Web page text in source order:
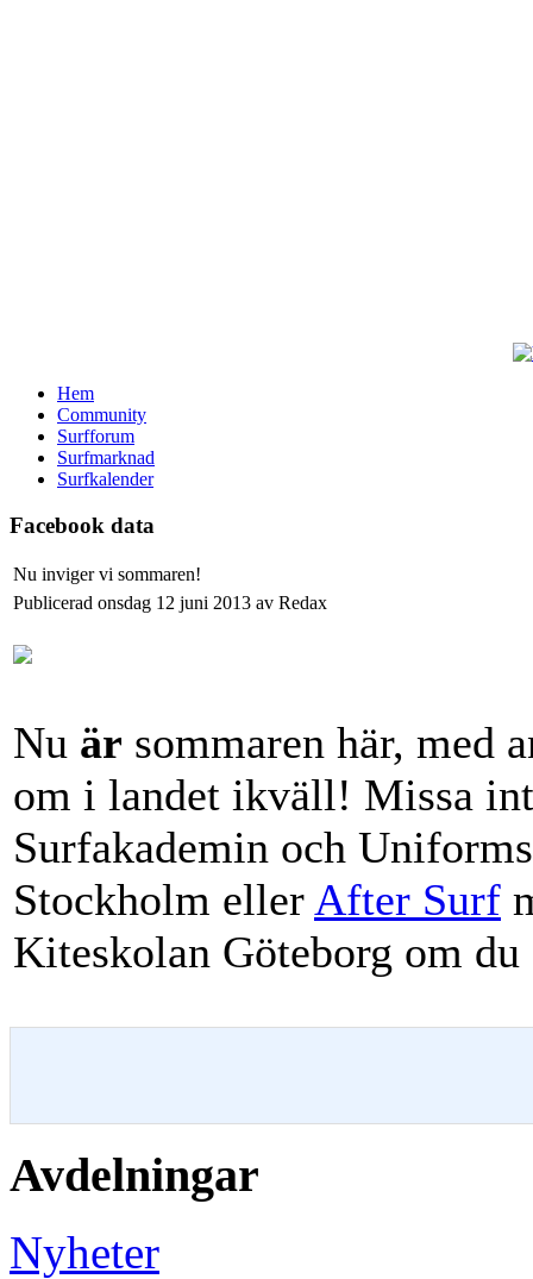
Hem
Community
Surfforum
Surfmarknad
Surfkalender
Facebook data
Nu inviger vi sommaren!
Publicerad onsdag 12 juni 2013 av Redax
Nu är sommaren här, med
om i landet ikväll! Missa
Surfakademin och
Stockholm ellerAfter Surf
Kiteskolan Göteborg om
Avdelningar
Nyheter